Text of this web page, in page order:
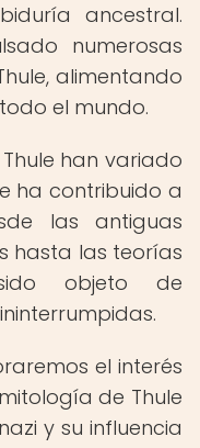
ancestral.
numerosas
alimentando
el mundo.
han variado
ha contribuido a
las antiguas
hasta las teorías
objeto de
el interés
de Thule
y su influencia